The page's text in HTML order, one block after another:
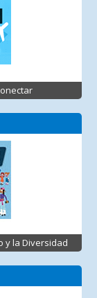
y la Diversidad